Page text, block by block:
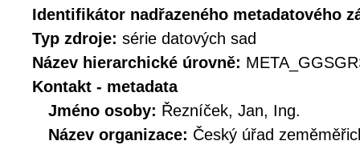
Identifikátor nadřazeného metadatového
Typ zdroje: série datových sad
Název hierarchické úrovně:
Kontakt - metadata
Jméno osoby: Řezníček, Jan, Ing.
Název organizace: Český úřad